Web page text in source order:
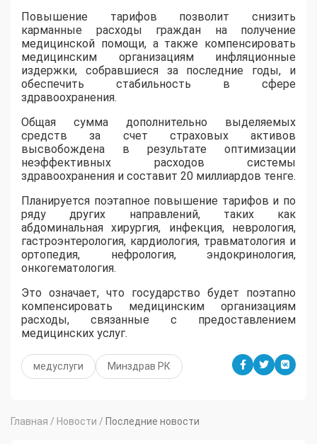
Повышение тарифов позволит снизить
карманные расходы граждан на получение
медицинской помощи, а также компенсировать
медицинским организациям инфляционные
издержки, собравшиеся за последние годы, и
обеспечить стабильность в сфере
здравоохранения.
Общая сумма дополнительно выделяемых
средств за счет страховых активов
высвобождена в результате оптимизации
неэффективных расходов системы
здравоохранения и составит 20 миллиардов тенге.
Планируется поэтапное повышение тарифов и по
ряду других направлений, таких как
абдоминальная хирургия, инфекция, неврология,
гастроэнтерология, кардиология, травматология и
ортопедия, нефрология, эндокринология,
онкогематология.
Это означает, что государство будет поэтапно
компенсировать медицинским организациям
расходы, связанные с предоставлением
медицинских услуг.
медуслуги Минздрав РК
Главная / Новости / Последние новости